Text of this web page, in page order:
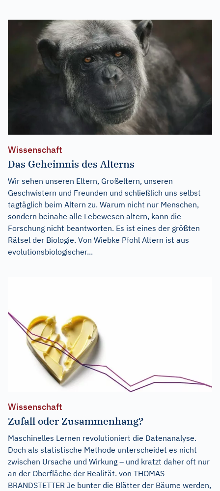
Wissenschaft
Das Geheimnis des Alterns
Wir sehen unseren Eltern, Großeltern, unseren
Geschwistern und Freunden und schließlich uns selbst
tagtäglich beim Altern zu. Warum nicht nur Menschen,
sondern beinahe alle Lebewesen altern, kann die
Forschung nicht beantworten. Es ist eines der größten
Rätsel der Biologie. Von Wiebke Pfohl Altern ist aus
evolutionsbiologischer...
Wissenschaft
Zufall oder Zusammenhang?
Maschinelles Lernen revolutioniert die Datenanalyse.
Doch als statistische Methode unterscheidet es nicht
zwischen Ursache und Wirkung – und kratzt daher oft nur
an der Oberfläche der Realität. von THOMAS
BRANDSTETTER Je bunter die Blätter der Bäume werden,